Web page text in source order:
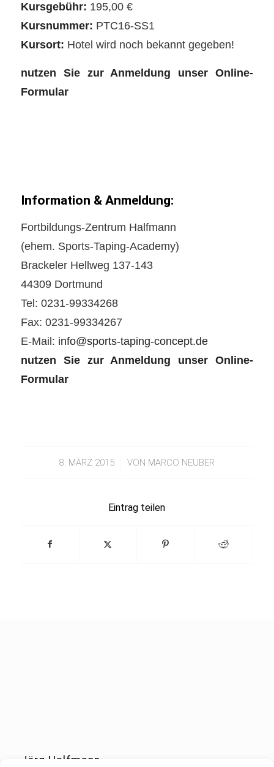
Kursgebühr: 195,00 €
Kursnummer: PTC16-SS1
Kursort: Hotel wird noch bekannt gegeben!
nutzen Sie zur Anmeldung unserOnline-
Formular
Information & Anmeldung:
Fortbildungs-Zentrum Halfmann
(ehem. Sports-Taping-Academy)
Brackeler Hellweg 137-143
44309 Dortmund
Tel: 0231-99334268
Fax: 0231-99334267
E-Mail: info@sports-taping-concept.de
nutzen Sie zur Anmeldung unserOnline-
Formular
8. MÄRZ 2015
/ VON MARCO NEUBER
Eintrag teilen
Jörg Halfmann